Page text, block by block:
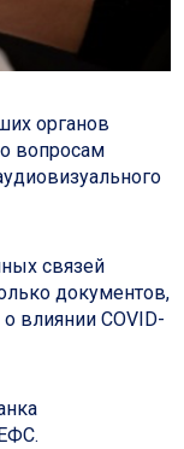
органов
вопросам
связей
документов,
влиянии COVID-